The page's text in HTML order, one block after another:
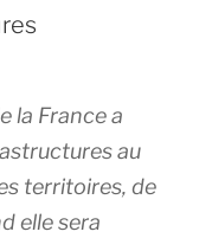
la France a
au
territoires, de
elle sera